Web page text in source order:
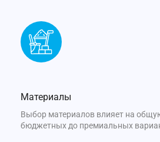
Материалы
Выбор материалов влияет на
бюджетных до премиальных